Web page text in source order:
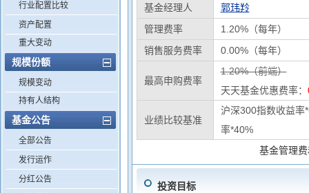
行业配置比较
资产配置
重大变动
规模份额
规模变动
持有人结构
基金公告
全部公告
发行运作
分红公告
基金经理人
郭玮羚
管理费率
1.20%（每年）
销售服务费率
0.00%（每年）
最高申购费率
1.20%（前端）
天天基金优惠费率：
业绩比较基准
沪深300指数收益率
率*40%
基金管理
投资目标